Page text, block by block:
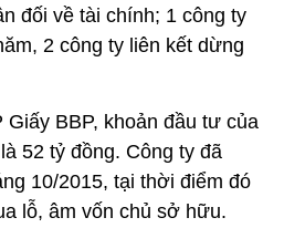
đối về tài chính; 1 công ty
2 công ty liên kết dừng
Giấy BBP, khoản đầu tư của
52 tỷ đồng. Công ty đã
10/2015, tại thời điểm đó
lỗ, âm vốn chủ sở hữu.